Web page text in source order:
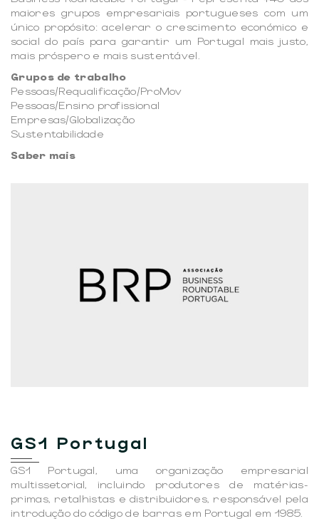
maiores grupos empresariais portugueses com um
único propósito: acelerar o crescimento económico e
social do país para garantir um Portugal mais justo,
mais próspero e mais sustentável.
Grupos de trabalho
Pessoas/Requalificação/ProMov
Pessoas/Ensino profissional
Empresas/Globalização
Sustentabilidade
Saber mais
GS1 Portugal
GS1 Portugal, uma organização empresarial
multissetorial, incluindo produtores de matérias-
primas, retalhistas e distribuidores, responsável pela
introdução do código de barras em Portugal em 1985.